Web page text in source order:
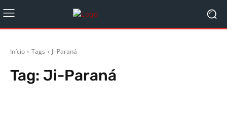
Início Tags Ji-Paraná
Tag: Ji-Paraná